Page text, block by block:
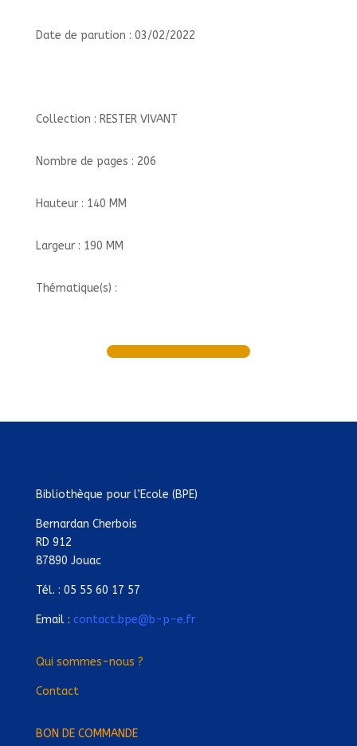
Date de parution : 03/02/2022
Collection : RESTER VIVANT
Nombre de pages : 206
Hauteur : 140 MM
Largeur : 190 MM
Thématique(s) :
Bibliothèque pour l’Ecole (BPE)
Bernardan Cherbois
RD 912
87890 Jouac
Tél. : 05 55 60 17 57
Email : contact.bpe@b-p-e.fr
Qui sommes-nous ?
Contact
BON DE COMMANDE